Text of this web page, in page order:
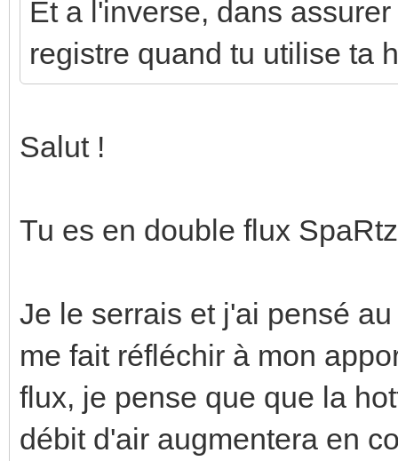
Et a l'inverse, dans
registre quand tu utilise ta
Salut !
Tu es en double flux
Je le serrais et j'ai pensé
me fait réfléchir à mon
flux, je pense que que la
débit d'air augmentera en